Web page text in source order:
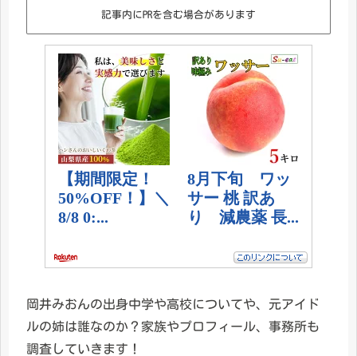
記事内にPRを含む場合があります
岡井みおんの出身中学や高校についてや、元アイド
ルの姉は誰なのか？家族やプロフィール、事務所も
調査していきます！